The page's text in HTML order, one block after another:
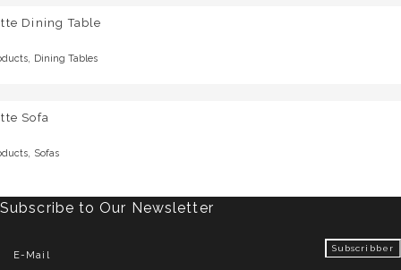
Dining Table
, Dining Tables
Sofa
, Sofas
Subscribe to Our Newsletter